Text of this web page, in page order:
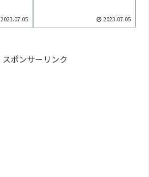
2023.07.05 2023.07.05
スポンサーリンク